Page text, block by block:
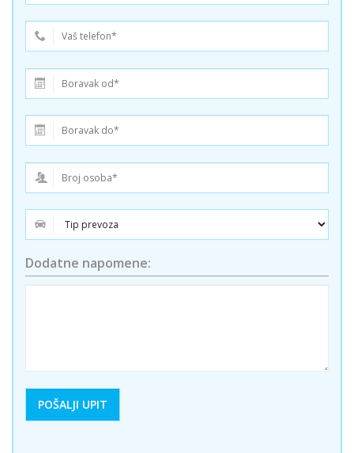
Dodatne napomene: